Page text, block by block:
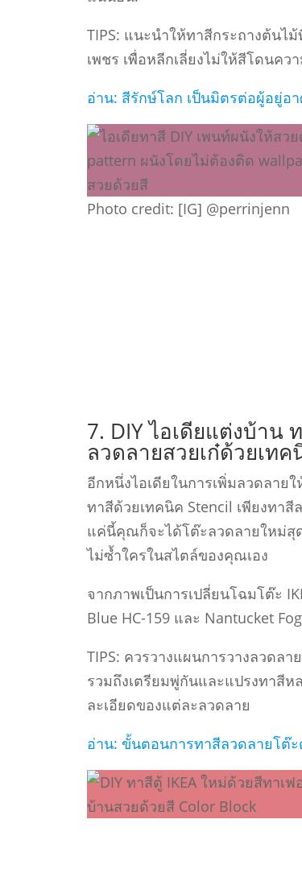
TIPS: แนะนําให้ทาสีกระถางต้นไ
เพชร เพื่อหลีกเลี่ยงไม่ให้สีโดนค
อ่าน: สีรักษ์โลก เป็นมิตรต่อผู้อยู่อ
Photo credit: [IG] @perrinjenn
7. DIY ไอเดียแต่งบ้าน
ลวดลายสวยเก๋ด้วยเทค
อีกหนึ่งไอเดียในการเพิ่มลวดลาย
ทาสีด้วยเทคนิค Stencil เพียงทา
แค่นี้คุณก็จะได้โต๊ะลวดลายใหม่สุด
ไม่ซํ้าใครในสไตล์ของคุณเอง
จากภาพเป็นการเปลี่ยนโฉมโต๊ะ
Blue HC-159 และ Nantucket
TIPS: ควรวางแผนการวางลวดล
รวมถึงเตรียมพู่กันและแปรงทาสี
ละเอียดของแต่ละลวดลาย
อ่าน: ขั้นตอนการทาสีลวดลายโต๊ะ